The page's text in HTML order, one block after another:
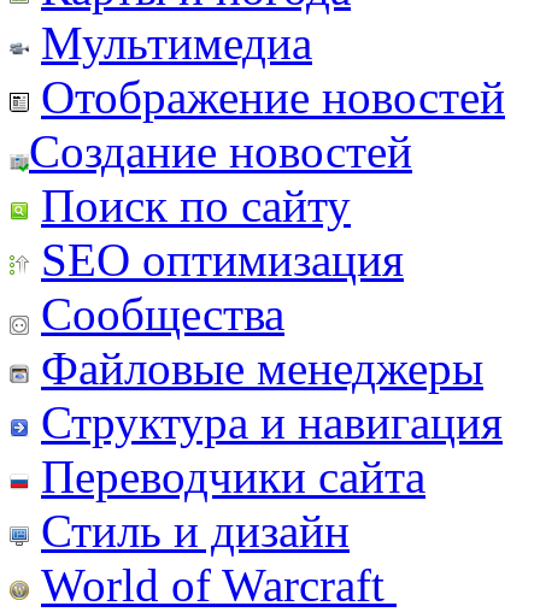
Мультимедиа
Отображение новостей
Создание новостей
Поиск по сайту
SEO оптимизация
Сообщества
Файловые менеджеры
Структура и навигация
Переводчики сайта
Стиль и дизайн
World of Warcraft